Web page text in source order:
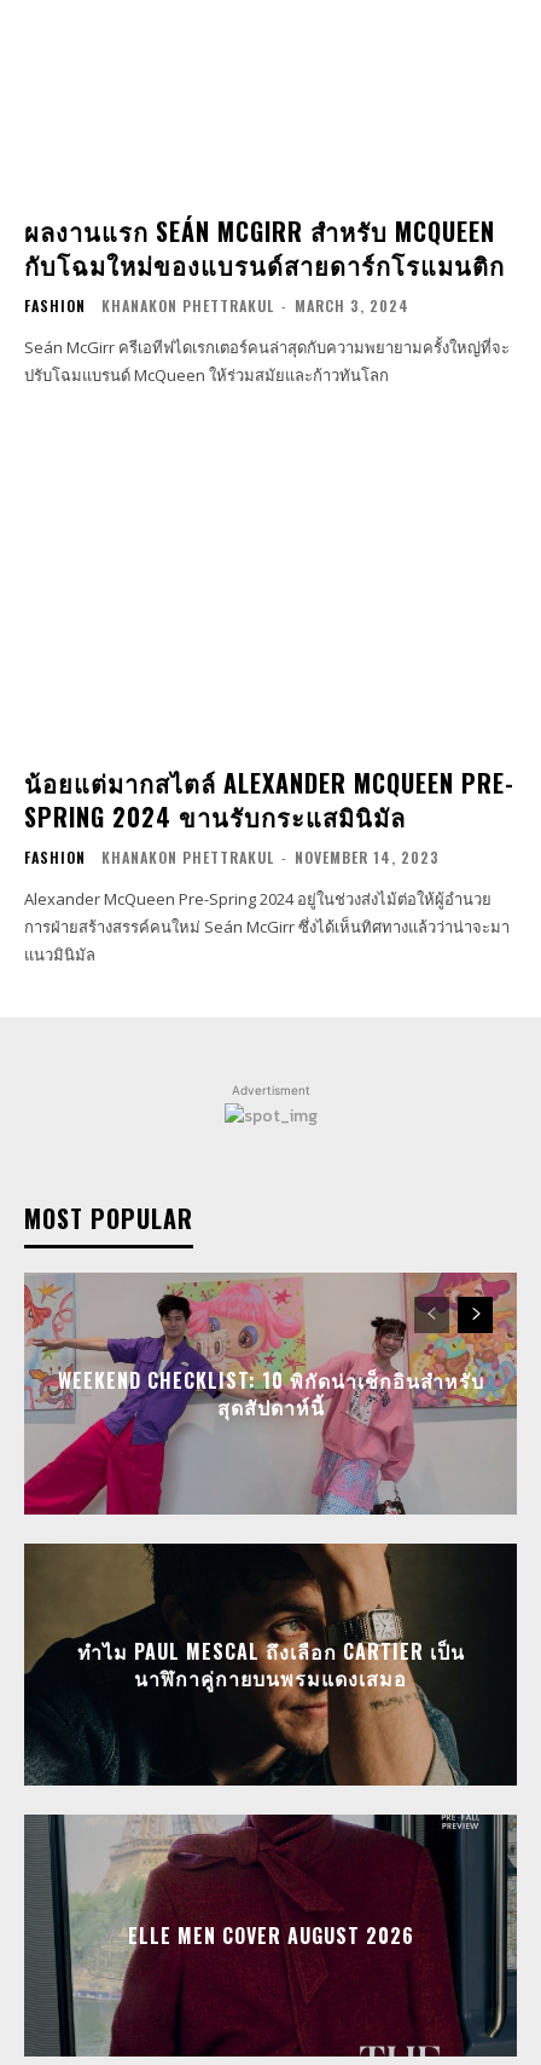
ผลงานแรก SEÁN MCGIRR สำหรับ MCQUEEN
กับโฉมใหม่ของแบรนด์สายดาร์กโรแมนติก
FASHION KHANAKON PHETTRAKUL - MARCH 3, 2024
Seán McGirr ครีเอทีฟไดเรกเตอร์คนล่าสุดกับความพยายามครั้งใหญ่ที่จะ
ปรับโฉมแบรนด์ McQueen ให้ร่วมสมัยและก้าวทันโลก
น้อยแต่มากสไตล์ ALEXANDER MCQUEEN PRE-
SPRING 2024 ขานรับกระแสมินิมัล
FASHION KHANAKON PHETTRAKUL - NOVEMBER 14, 2023
Alexander McQueen Pre-Spring 2024 อยู่ในช่วงส่งไม้ต่อให้ผู้อำนวย
การฝ่ายสร้างสรรค์คนใหม่ Seán McGirr ซึ่งได้เห็นทิศทางแล้วว่าน่าจะมา
แนวมินิมัล
Advertisment
MOST POPULAR
WEEKEND CHECKLIST: 10 พิกัดน่าเช็กอินสำหรับ
สุดสัปดาห์นี้
ทำไม PAUL MESCAL ถึงเลือก CARTIER เป็น
นาฬิกาคู่กายบนพรมแดงเสมอ
ELLE MEN COVER AUGUST 2026